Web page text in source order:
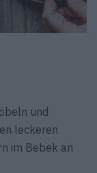
und
leckeren
im Bebek an